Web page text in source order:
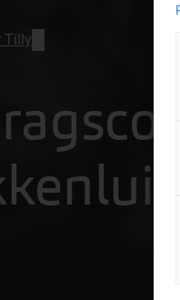
Tilly